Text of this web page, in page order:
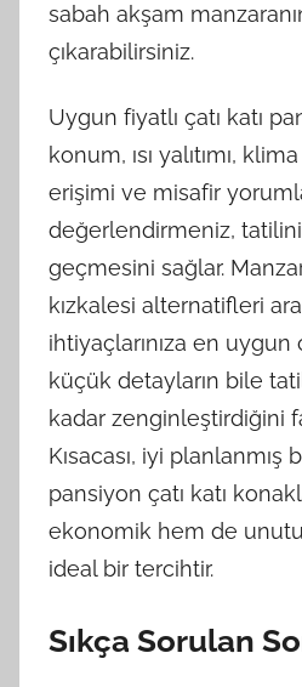
sabah akşam
çıkarabilirsiniz.
Uygun fiyatlı çatı katı
konum, ısı yalıtımı,
erişimi ve misafir
değerlendirmeniz,
geçmesini sağlar.
kızkalesi alternatifleri
ihtiyaçlarınıza en uygun
küçük detayların bile
kadar zenginleştirdiğini
Kısacası, iyi planlanmış
pansiyon çatı katı
ekonomik hem de
ideal bir tercihtir.
Sıkça Sorulan